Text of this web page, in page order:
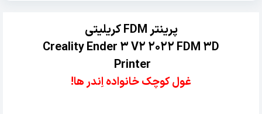
پرینتر FDM کریلیتی
Creality Ender 3 V2 2022 FDM 3D
Printer
غول کوچک خانواده اِندر ها!